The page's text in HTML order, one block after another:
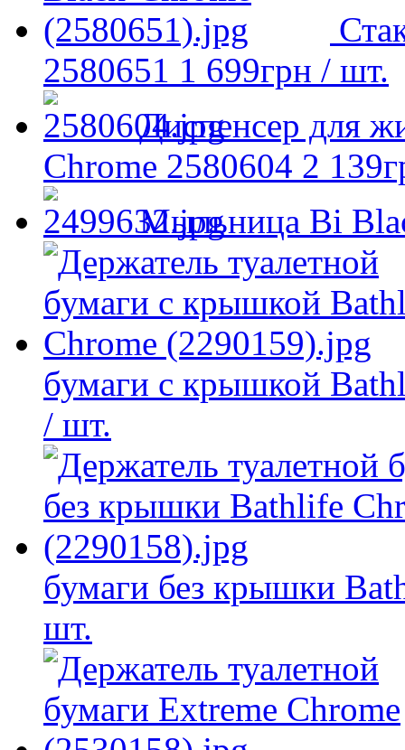
2580651 1 699грн / шт.
Диспенсер для
Chrome 2580604 2 139
Мыльница Bi
бумаги с крышкой
/ шт.
бумаги без крышки
шт.